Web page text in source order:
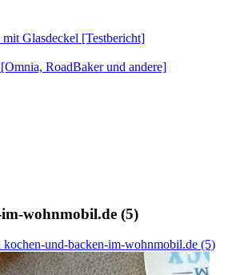
Glasdeckel [Testbericht]
RoadBaker und andere]
wohnmobil.de (5)
und-backen-im-wohnmobil.de (5)